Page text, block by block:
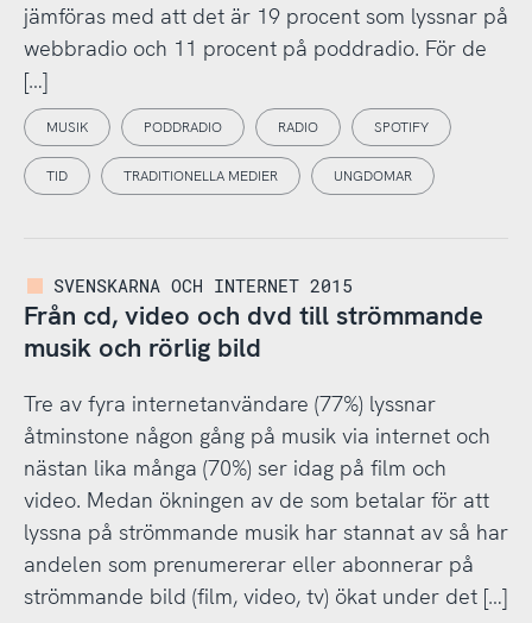
jämföras med att det är 19 procent som lyssnar på
webbradio och 11 procent på poddradio. För de
[…]
MUSIK PODDRADIO RADIO SPOTIFY
TID TRADITIONELLA MEDIER UNGDOMAR
SVENSKARNA OCH INTERNET 2015
Från cd, video och dvd till strömmande
musik och rörlig bild
Tre av fyra internetanvändare (77%) lyssnar
åtminstone någon gång på musik via internet och
nästan lika många (70%) ser idag på film och
video. Medan ökningen av de som betalar för att
lyssna på strömmande musik har stannat av så har
andelen som prenumererar eller abonnerar på
strömmande bild (film, video, tv) ökat under det […]